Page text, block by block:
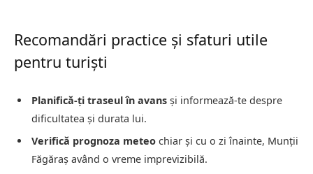
Recomandări practice și sfaturi utile
pentru turiști
Planifică-ți traseul în avans și informează-te despre
dificultatea și durata lui.
Verifică prognoza meteo chiar și cu o zi înainte, Munții
Făgăraș având o vreme imprevizibilă.